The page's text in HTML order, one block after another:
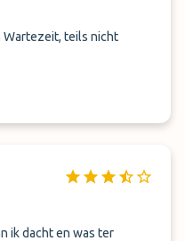
sich dafür entschuldigt.
und gefragt, wann das
Wartezeit, teils nicht
ik dacht en was ter